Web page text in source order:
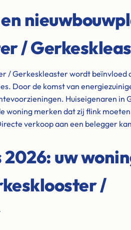
/
/ Gerkeskleaster wordt beïnvloed
Door de komst van
Huiseigenaren in
woning merken dat zij flink
verkoop aan een belegger
uw
/